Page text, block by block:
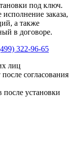
под ключ.
заказа,
а также
в договоре.
322-96-65
лиц
согласования
установки